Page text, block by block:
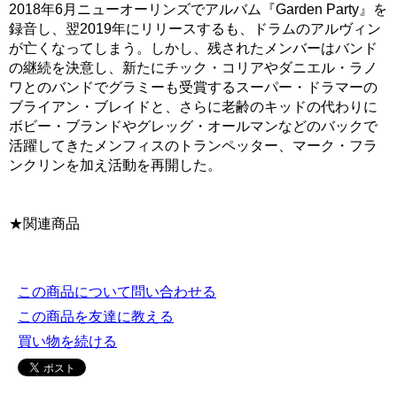
2018年6月ニューオーリンズでアルバム『Garden Party』を
録音し、翌2019年にリリースするも、ドラムのアルヴィン
が亡くなってしまう。しかし、残されたメンバーはバンド
の継続を決意し、新たにチック・コリアやダニエル・ラノ
ワとのバンドでグラミーも受賞するスーパー・ドラマーの
ブライアン・ブレイドと、さらに老齢のキッドの代わりに
ボビー・ブランドやグレッグ・オールマンなどのバックで
活躍してきたメンフィスのトランペッター、マーク・フラ
ンクリンを加え活動を再開した。
★関連商品
この商品について問い合わせる
この商品を友達に教える
買い物を続ける